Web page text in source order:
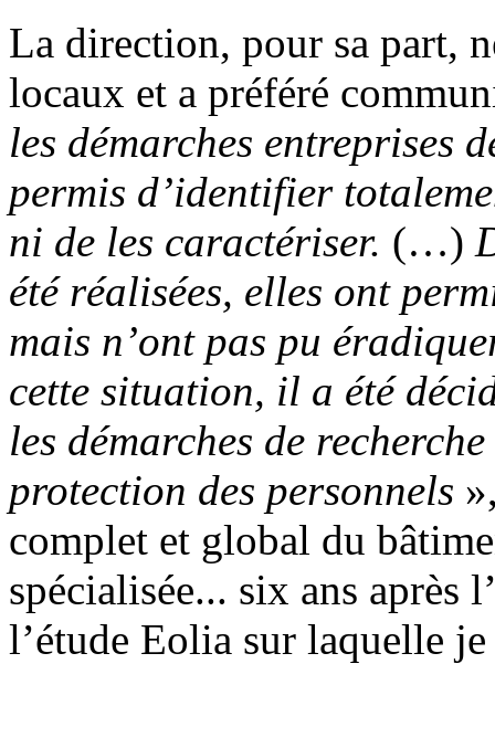
La direction, pour sa part,
locaux et a préféré
les démarches entreprises
permis d’identifier
ni de les caractériser. (…)
été réalisées, elles ont
mais n’ont pas pu
cette situation, il a été
les démarches de
protection des personnels
complet et global du
spécialisée... six ans après
l’étude Eolia sur laquelle